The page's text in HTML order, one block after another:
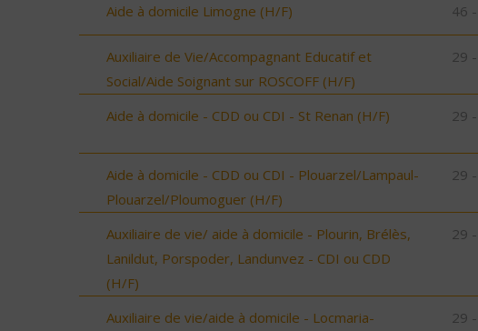
Aide à domicile Limogne (H/F) 46
Auxiliaire de Vie/Accompagnant Educatif et
Social/Aide Soignant sur ROSCOFF (H/F)
29
Aide à domicile - CDD ou CDI - St Renan (H/F) 29
Aide à domicile - CDD ou CDI - Plouarzel/Lampaul-
Plouarzel/Ploumoguer (H/F)
29
Auxiliaire de vie/ aide à domicile - Plourin, Brélès,
Lanildut, Porspoder, Landunvez - CDI ou CDD
(H/F)
29
Auxiliaire de vie/aide à domicile - Locmaria-
29